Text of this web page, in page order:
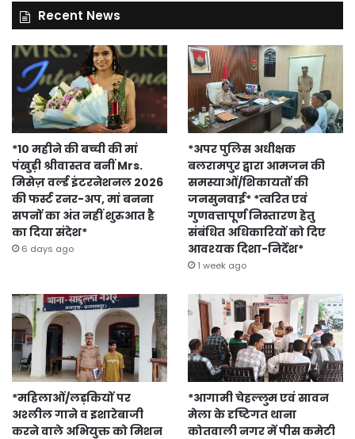
Recent News
*10 महीने की बच्ची की मां
पंखुड़ी श्रीवास्तव बनीं Mrs.
मिसेज़ वर्ल्ड इंटरनेशनल 2026
की फर्स्ट रनर-अप, मां बनना
सपनों का अंत नहीं शुरुआत है
का दिया संदेश*
6 days ago
*अपर पुलिस अधीक्षक
बलरामपुर द्वारा आमजन की
समस्याओं/शिकायतों की
जनसुनवाई* *त्वरित एवं
गुणवत्तापूर्ण निस्तारण हेतु
संबंधित अधिकारियों को दिए
आवश्यक दिशा-निर्देश*
1 week ago
*महिलाओं/लड़कियों पर
अश्लील गाने व इशारेबाजी
करने वाले अभियुक्त को मिशन
*आगामी चेहल्लुम एवं सावन
मेला के दृष्टिगत थाना
कोतवाली नगर में पीस कमेटी